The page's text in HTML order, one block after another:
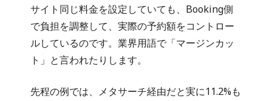
サイト同じ料金を設定していても、Booking側
で負担を調整して、実際の予約額をコントロー
ルしているのです。業界用語で「マージンカッ
ト」と言われたりします。
先程の例では、メタサーチ経由だと実に11.2%も